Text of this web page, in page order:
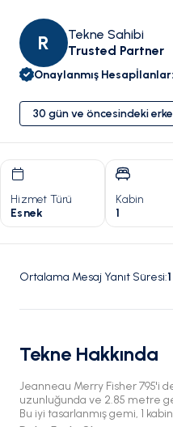
R
Tekne Sahibi
Trusted Partner
Onaylanmış Hesapİlanlar:
30 gün ve öncesindeki
Hizmet Türü
Esnek
Kabin
1
Ortalama Mesaj Yanıt Süresi:1
Tekne Hakkında
Jeanneau Merry Fisher 795'i
uzunluğunda ve 2.85 metre
Bu iyi tasarlanmış gemi, 1